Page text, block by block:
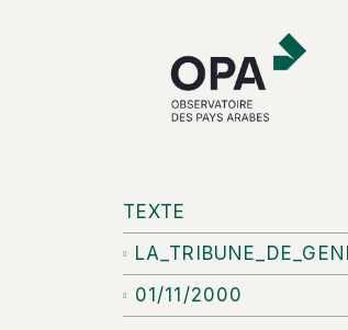
TEXTE
01/11/2000